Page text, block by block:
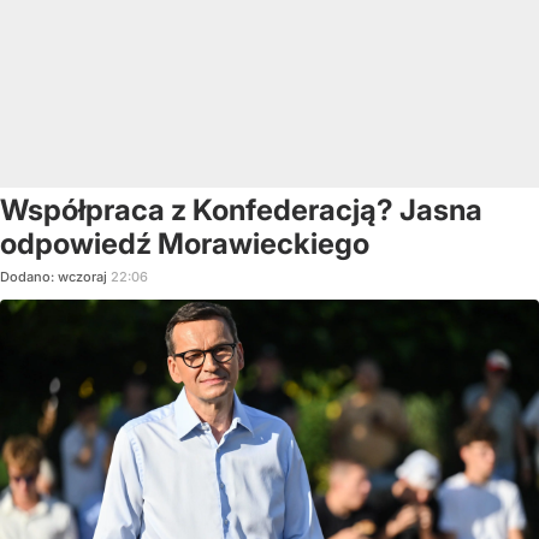
Współpraca z Konfederacją? Jasna
odpowiedź Morawieckiego
Dodano: wczoraj 22:06